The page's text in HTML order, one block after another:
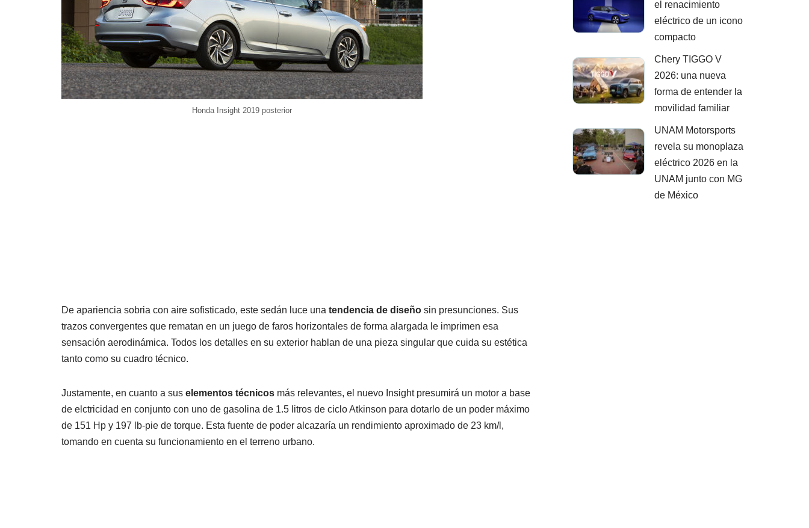
Honda Insight 2019 posterior
De apariencia sobria con aire sofisticado, este sedán luce una tendencia de diseño sin presunciones. Sus
trazos convergentes que rematan en un juego de faros horizontales de forma alargada le imprimen esa
sensación aerodinámica. Todos los detalles en su exterior hablan de una pieza singular que cuida su estética
tanto como su cuadro técnico.
Justamente, en cuanto a sus elementos técnicos más relevantes, el nuevo Insight presumirá un motor a base
de elctricidad en conjunto con uno de gasolina de 1.5 litros de ciclo Atkinson para dotarlo de un poder máximo
de 151 Hp y 197 lb-pie de torque. Esta fuente de poder alcazaría un rendimiento aproximado de 23 km/l,
tomando en cuenta su funcionamiento en el terreno urbano.
el renacimiento
eléctrico de un icono
compacto
Chery TIGGO V
2026: una nueva
forma de entender la
movilidad familiar
UNAM Motorsports
revela su monoplaza
eléctrico 2026 en la
UNAM junto con MG
de México